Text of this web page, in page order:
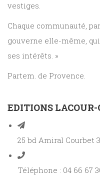
vestiges.
Chaque communauté,
gouverne elle-même,
ses intérêts. »
Partem. de Provence.
EDITIONS LACOUR-
25 bd Amiral Courbet
Téléphone : 04 66 67